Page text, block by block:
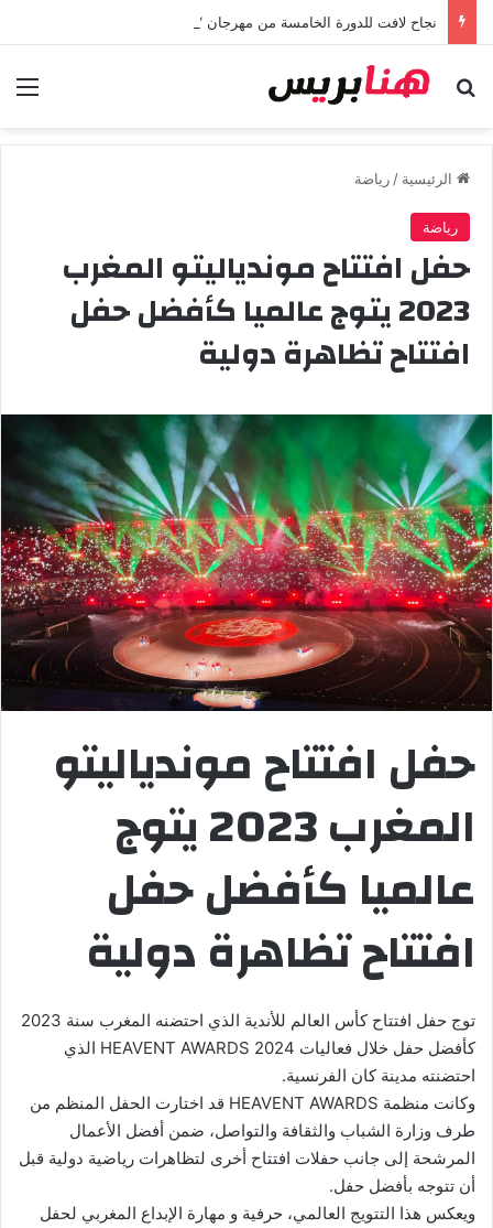
بحث عن
الرئيسية / رياضة
رياضة
حفل افتتاح موندياليتو المغرب
2023 يتوج عالميا كأفضل حفل
افتتاح تظاهرة دولية
حفل افتتاح موندياليتو
المغرب 2023 يتوج
عالميا كأفضل حفل
افتتاح تظاهرة دولية
توج حفل افتتاح كأس العالم للأندية الذي احتضنه المغرب سنة 2023
كأفضل حفل خلال فعاليات HEAVENT AWARDS 2024 الذي
احتضنته مدينة كان الفرنسية.
وكانت منظمة HEAVENT AWARDS قد اختارت الحفل المنظم من
طرف وزارة الشباب والثقافة والتواصل، ضمن أفضل الأعمال
المرشحة إلى جانب حفلات افتتاح أخرى لتظاهرات رياضية دولية قبل
أن تتوجه بأفضل حفل.
ويعكس هذا التتويج العالمي، حرفية و مهارة الإبداع المغربي لحفل